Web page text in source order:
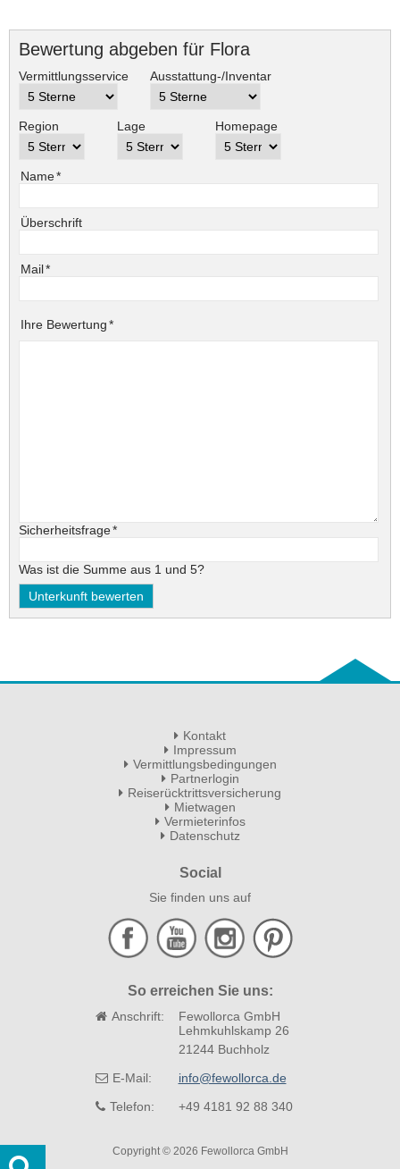
Bewertung abgeben für Flora
Vermittlungsservice Ausstattung-/Inventar
Region Lage Homepage
Pflichtfeld
Name*
Überschrift
Pflichtfeld
Mail*
Pflichtfeld
Ihre Bewertung*
Pflichtfeld
Sicherheitsfrage*
Was ist die Summe aus 1 und 5?
Kontakt
Impressum
Vermittlungsbedingungen
Partnerlogin
Reiserücktrittsversicherung
Mietwagen
Vermieterinfos
Datenschutz
Social
Sie finden uns auf
So erreichen Sie uns:
Anschrift:
Fewollorca GmbH
Lehmkuhlskamp 26
21244 Buchholz
E-Mail:
info@fewollorca.de
Telefon:
+49 4181 92 88 340
Copyright © 2026 Fewollorca GmbH